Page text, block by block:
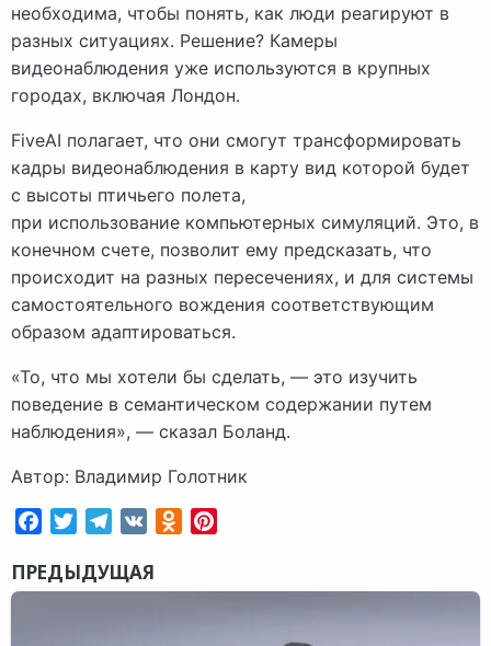
необходима, чтобы понять, как люди реагируют в
разных ситуациях. Решение? Камеры
видеонаблюдения уже используются в крупных
городах, включая Лондон.
FiveAI полагает, что они смогут трансформировать
кадры видеонаблюдения в карту вид которой будет
с высоты птичьего полета,
при использование компьютерных симуляций. Это, в
конечном счете, позволит ему предсказать, что
происходит на разных пересечениях, и для системы
самостоятельного вождения соответствующим
образом адаптироваться.
«То, что мы хотели бы сделать, — это изучить
поведение в семантическом содержании путем
наблюдения», — сказал Боланд.
Автор: Владимир Голотник
FacebookTwitterTelegram
VK Odnoklassniki
ПРЕДЫДУЩАЯ